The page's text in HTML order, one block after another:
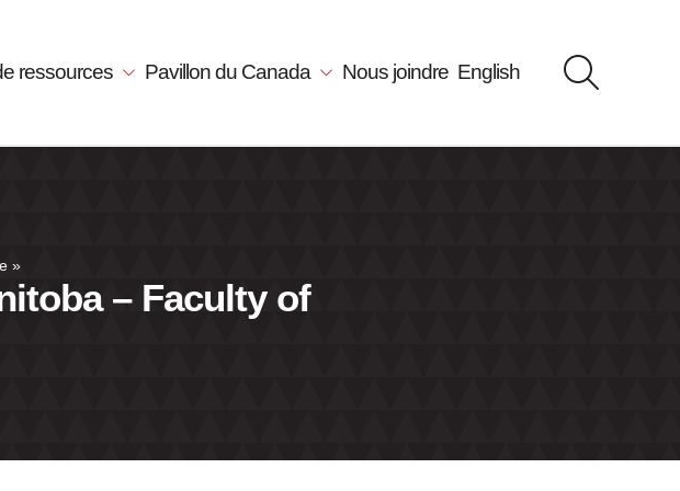
ressources Pavillon du Canada Nous joindre English
»
– Faculty of